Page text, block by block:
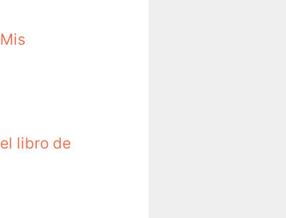
Mis
el libro de